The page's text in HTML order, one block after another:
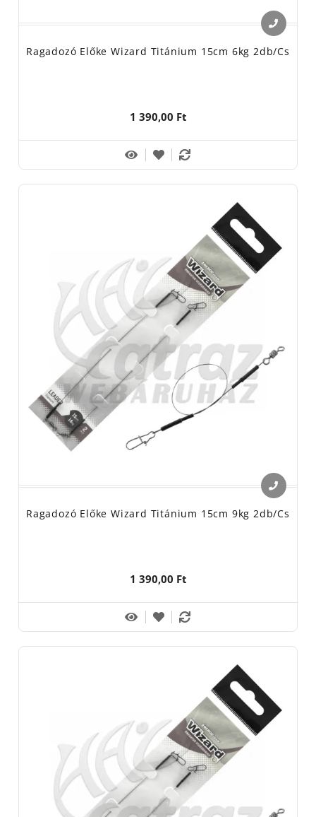
Ragadozó Előke Wizard Titánium 15cm 6kg 2db/cs
1 390,00 Ft
Ragadozó Előke Wizard Titánium 15cm 9kg 2db/cs
1 390,00 Ft